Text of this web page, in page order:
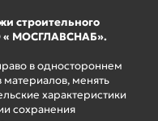
строительного
« МОСГЛАВСНАБ».
в одностороннем
материалов, менять
характеристики
сохранения